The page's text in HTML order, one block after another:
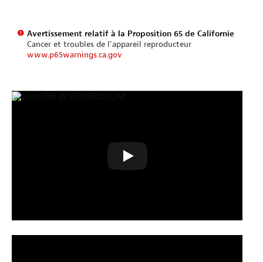
Avertissement relatif à la Proposition 65 de Californie
Cancer et troubles de l’appareil reproducteur
www.p65warnings.ca.gov